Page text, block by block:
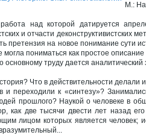
М.:
над которой датируется
и отчасти деконструктивистских
претензия на новое понимание сути
могла пониматься как простое
основному труду дается
Что в действительности
и переходили к «синтезу»?
прошлого? Наукой о человеке в
как две тысячи двести лет назад
лицом которых является